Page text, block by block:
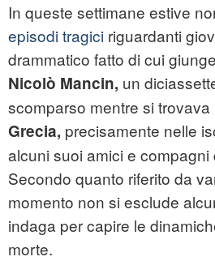
In queste settimane estive
episodi tragici riguardanti
drammatico fatto di cui
Nicolò Mancin, un
scomparso mentre si
Grecia, precisamente nelle
alcuni suoi amici e compagni
Secondo quanto riferito da
momento non si esclude
indaga per capire le
morte.